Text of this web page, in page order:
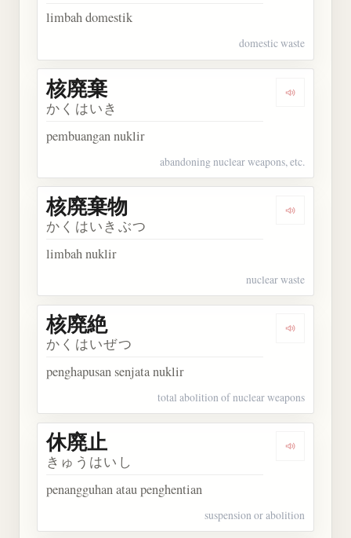
limbah domestik
domestic waste
Dengarkan
核廃棄
かくはいき
pembuangan nuklir
abandoning nuclear weapons, etc.
Dengarkan
核廃棄物
かくはいきぶつ
limbah nuklir
nuclear waste
Dengarkan
核廃絶
かくはいぜつ
penghapusan senjata nuklir
total abolition of nuclear weapons
Dengarkan
休廃止
きゅうはいし
penangguhan atau penghentian
suspension or abolition